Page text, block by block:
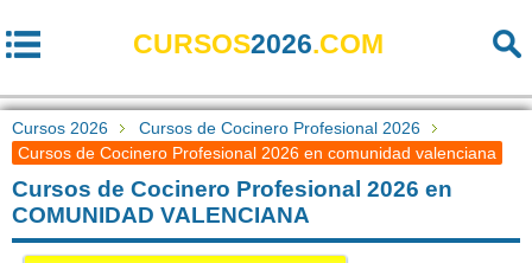
CURSOS2026.COM
Cursos 2026
Cursos de Cocinero Profesional 2026
Cursos de Cocinero Profesional 2026 en comunidad valenciana
Cursos de Cocinero Profesional 2026 en
COMUNIDAD VALENCIANA